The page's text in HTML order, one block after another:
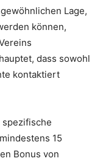
Lage,
können,
dass sowohl
kontaktiert
spezifische
15
Bonus von